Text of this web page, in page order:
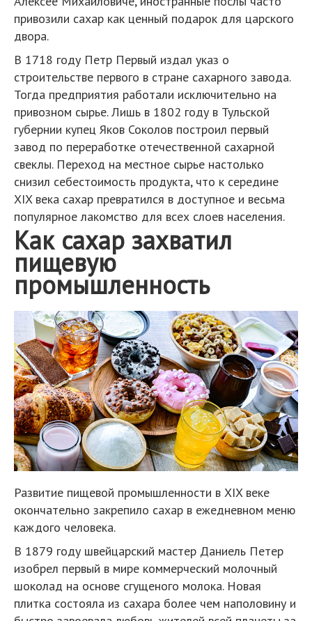
привозили сахар как ценный подарок для царского
двора.
В 1718 году Петр Первый издал указ о
строительстве первого в стране сахарного завода.
Тогда предприятия работали исключительно на
привозном сырье. Лишь в 1802 году в Тульской
губернии купец Яков Соколов построил первый
завод по переработке отечественной сахарной
свеклы. Переход на местное сырье настолько
снизил себестоимость продукта, что к середине
XIX века сахар превратился в доступное и весьма
популярное лакомство для всех слоев населения.
Как сахар захватил
пищевую
промышленность
Развитие пищевой промышленности в XIX веке
окончательно закрепило сахар в ежедневном меню
каждого человека.
В 1879 году швейцарский мастер Даниель Петер
изобрел первый в мире коммерческий молочный
шоколад на основе сгущеного молока. Новая
плитка состояла из сахара более чем наполовину и